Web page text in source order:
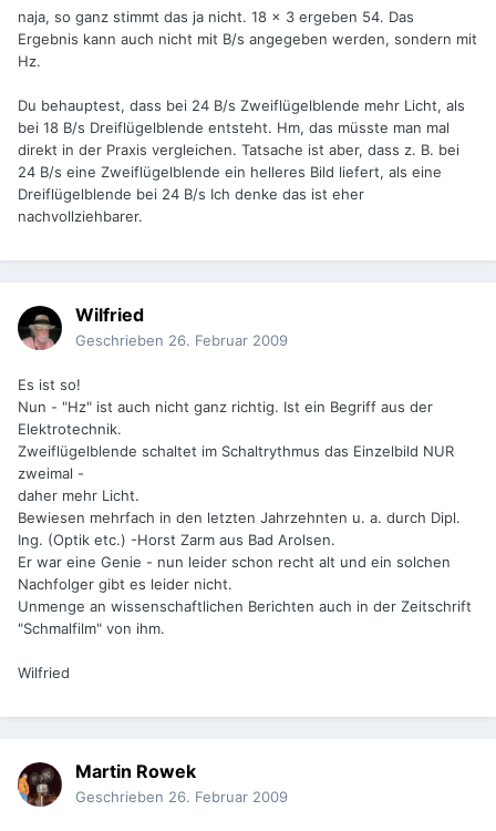
naja, so ganz stimmt das ja nicht. 18 x 3 ergeben 54. Das
Ergebnis kann auch nicht mit B/s angegeben werden, sondern mit
Hz.
Du behauptest, dass bei 24 B/s Zweiflügelblende mehr Licht, als
bei 18 B/s Dreiflügelblende entsteht. Hm, das müsste man mal
direkt in der Praxis vergleichen. Tatsache ist aber, dass z. B. bei
24 B/s eine Zweiflügelblende ein helleres Bild liefert, als eine
Dreiflügelblende bei 24 B/s Ich denke das ist eher
nachvollziehbarer.
Wilfried
Geschrieben 26. Februar 2009
Es ist so!
Nun - "Hz" ist auch nicht ganz richtig. Ist ein Begriff aus der
Elektrotechnik.
Zweiflügelblende schaltet im Schaltrythmus das Einzelbild NUR
zweimal -
daher mehr Licht.
Bewiesen mehrfach in den letzten Jahrzehnten u. a. durch Dipl.
Ing. (Optik etc.) -Horst Zarm aus Bad Arolsen.
Er war eine Genie - nun leider schon recht alt und ein solchen
Nachfolger gibt es leider nicht.
Unmenge an wissenschaftlichen Berichten auch in der Zeitschrift
"Schmalfilm" von ihm.
Wilfried
Martin Rowek
Geschrieben 26. Februar 2009